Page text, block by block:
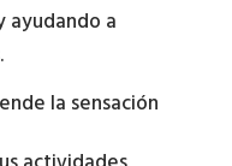
ayudando a
la sensación